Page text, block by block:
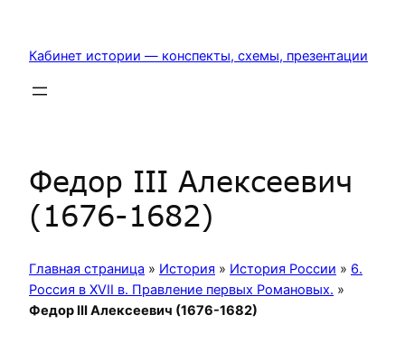
содержимому
Кабинет истории — конспекты, схемы, презентации
Федор III Алексеевич
(1676-1682)
Главная страница » История » История России » 6.
Россия в XVII в. Правление первых Романовых. »
Федор III Алексеевич (1676-1682)